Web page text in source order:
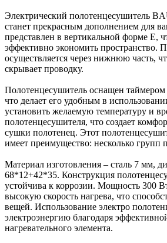
Электрический полотенцесушитель
станет прекрасным дополнением для
представлен в вертикальной форме Е,
эффективно экономить пространство.
осуществляется через нижнюю часть,
скрывает проводку.
Полотенцесушитель оснащен таймером
что делает его удобным в
установить желаемую температуру и
полотенцесушителя, что создает
сушки полотенец. Этот
имеет преимущество: несколько групп
Материал изготовления – сталь 7 мм,
68*12+42*35. Конструкция
устойчива к коррозии. Мощность 300
высокую скорость нагрева, что
вещей. Использование электро
электроэнергию благодаря
нагревательного элемента.